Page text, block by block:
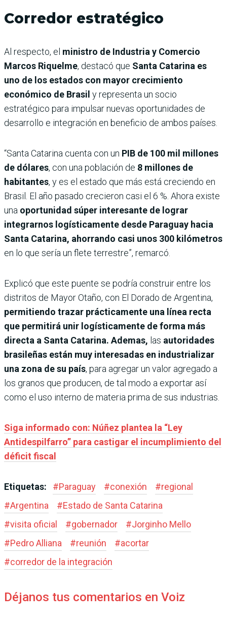
Corredor estratégico
Al respecto, el ministro de Industria y Comercio
Marcos Riquelme, destacó que Santa Catarina es
uno de los estados con mayor crecimiento
económico de Brasil y representa un socio
estratégico para impulsar nuevas oportunidades de
desarrollo e integración en beneficio de ambos países.
“Santa Catarina cuenta con un PIB de 100 mil millones
de dólares, con una población de 8 millones de
habitantes, y es el estado que más está creciendo en
Brasil. El año pasado crecieron casi el 6 %. Ahora existe
una oportunidad súper interesante de lograr
integrarnos logísticamente desde Paraguay hacia
Santa Catarina, ahorrando casi unos 300 kilómetros
en lo que sería un flete terrestre”, remarcó.
Explicó que este puente se podría construir entre los
distritos de Mayor Otaño, con El Dorado de Argentina,
permitiendo trazar prácticamente una línea recta
que permitirá unir logísticamente de forma más
directa a Santa Catarina. Ademas, las autoridades
brasileñas están muy interesadas en industrializar
una zona de su país, para agregar un valor agregado a
los granos que producen, de tal modo a exportar así
como el uso interno de materia prima de sus industrias.
Siga informado con: Núñez plantea la “Ley
Antidespilfarro” para castigar el incumplimiento del
déficit fiscal
Etiquetas: #Paraguay #conexión #regional
#Argentina #Estado de Santa Catarina
#visita oficial #gobernador #Jorginho Mello
#Pedro Alliana #reunión #acortar
#corredor de la integración
Déjanos tus comentarios en Voiz